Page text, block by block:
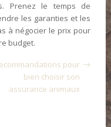
Prenez le temps de
les garanties et les
à négocier le prix pour
budget.
pour
bien choisir son
assurance animaux